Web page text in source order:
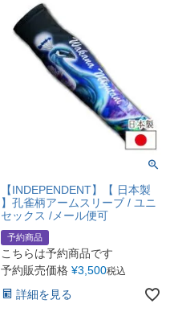
【INDEPENDENT】【 日本製
】孔雀柄アームスリーブ / ユニ
セックス /メール便可
予約商品
こちらは予約商品です
予約販売価格 ¥3,500税込
詳細を見る